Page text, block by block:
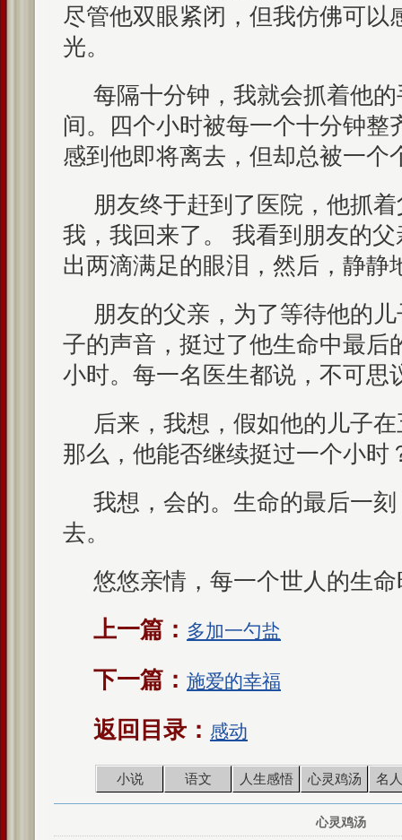
尽管他双眼紧闭，但我仿佛可以
光。
每隔十分钟，我就会抓着他
间。四个小时被每一个十分钟整
感到他即将离去，但却总被一个
朋友终于赶到了医院，他抓
我，我回来了。 我看到朋友的
出两滴满足的眼泪，然后，静静
朋友的父亲，为了等待他的
子的声音，挺过了他生命中最后
小时。每一名医生都说，不可思
后来，我想，假如他的儿子
那么，他能否继续挺过一个小时
我想，会的。生命的最后一
去。
悠悠亲情，每一个世人的生
上一篇： 多加一勺盐
下一篇： 施爱的幸福
返回目录： 感动
小说 语文 人生感悟 心灵鸡汤 名
心灵鸡汤